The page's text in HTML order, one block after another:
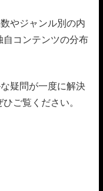
やジャンル別の内
コンテンツの分布
疑問が一度に解決
ご覧ください。